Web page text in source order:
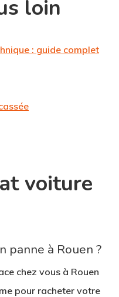
loin
: guide complet
voiture
panne à Rouen ?
chez vous à Rouen
pour racheter votre